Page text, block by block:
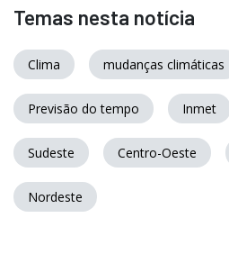
Temas nesta notícia
Clima mudanças climáticas
Previsão do tempo Inmet
Sudeste Centro-Oeste
Nordeste